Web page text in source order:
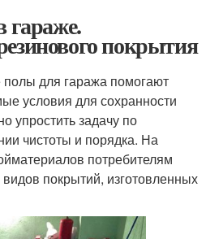
гараже.
покрытия
для гаража помогают
условия для сохранности
упростить задачу по
чистоты и порядка. На
потребителям
покрытий, изготовленных